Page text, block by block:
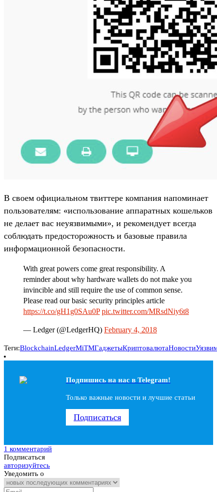
В своем официальном твиттере компания напоминает
пользователям: «использование аппаратных кошельков
не делает вас неуязвимыми», и рекомендует всегда
соблюдать предосторожность и базовые правила
информационной безопасности.
With great powers come great responsibility. A
reminder about why hardware wallets do not make you
invincible and still require the use of common sense.
Please read our basic security principles article
https://t.co/gH1g0SAu0P pic.twitter.com/MRsdNiy6t8
— Ledger (@LedgerHQ) February 4, 2018
Теги:BlockchainLedgerMiTMГаджетыКриптовалютаНовости
Подпишись на наc в Telegram!
Только важные новости и лучшие статьи
Подписаться
1 комментарий
Подписаться
авторизуйтесь
Уведомить о